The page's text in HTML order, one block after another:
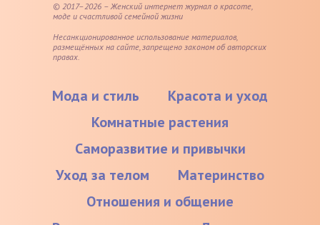
© 2017–2026 – Женский интернет журнал о красоте,
моде и счастливой семейной жизни
Несанкционированное использование материалов,
размещённых на сайте, запрещено законом об авторских
правах.
Мода и стиль
Красота и уход
Комнатные растения
Саморазвитие и привычки
Уход за телом
Материнство
Отношения и общение